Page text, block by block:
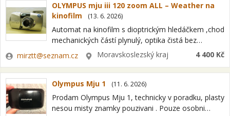
OLYMPUS mju iii 120 zoom ALL – Weather na
kinofilm
(13. 6. 2026)
Automat na kinofilm s dioptrickým hledáčkem ,chod
mechanických částí plynulý, optika čistá bez
závad.Provoz 1 x baterie 123A 3V + brašna je v
ceně. .Filmy s DX kódem…
Zadavatel
mirztt@seznam.cz LokalitaMoravskoslezský kraj 4 400 Kč
Olympus Mju 1 (11. 6. 2026)
Prodam Olympus Mju 1, technicky v poradku, plasty
nesou misty znamky pouzivani . Pouze osobni